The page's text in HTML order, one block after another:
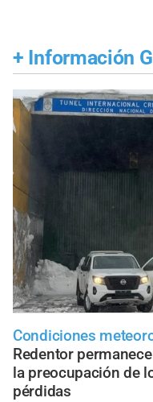
+ Información
Condiciones
Redentor
la preocupación de
pérdidas